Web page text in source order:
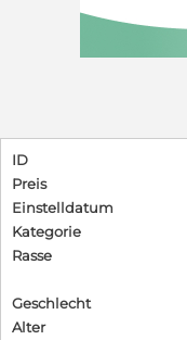
ID
Preis
Einstelldatum
Kategorie
Rasse
Geschlecht
Alter